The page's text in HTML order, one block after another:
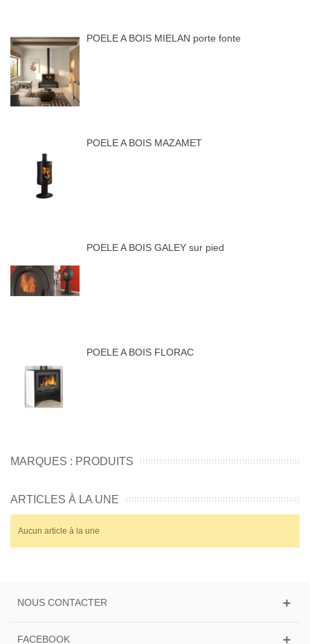
POELE A BOIS MIELAN porte fonte
POELE A BOIS MAZAMET
POELE A BOIS GALEY sur pied
POELE A BOIS FLORAC
MARQUES : PRODUITS
ARTICLES À LA UNE
Aucun article à la une
NOUS CONTACTER
FACEBOOK